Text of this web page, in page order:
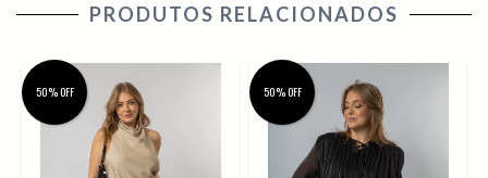
PRODUTOS RELACIONADOS
50% OFF 50% OFF